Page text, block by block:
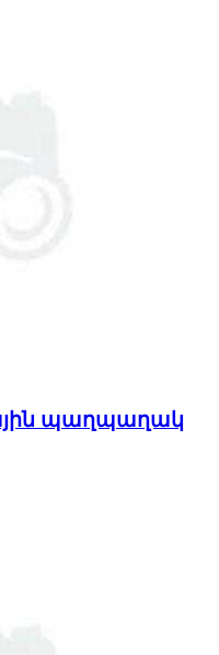
պաղպաղակ